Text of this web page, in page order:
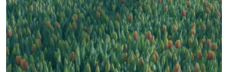
Zaxriddin Flower Plantation, питомник
Ташкентская область, Зангиатинский р-н, ул.
Канимаева, д. 9